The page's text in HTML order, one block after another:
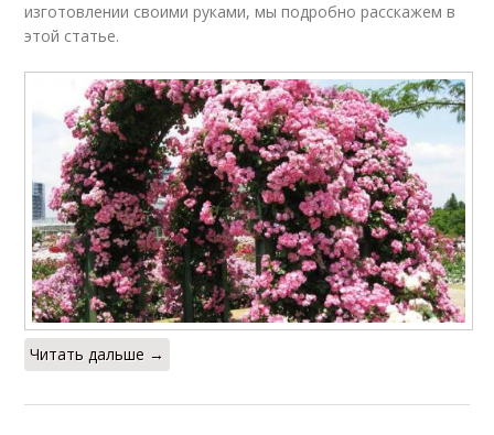
роз
почвопокровных роз
Розы без опоры
изготовлении своими руками, мы подробно расскажем в
этой статье.
Читать дальше →